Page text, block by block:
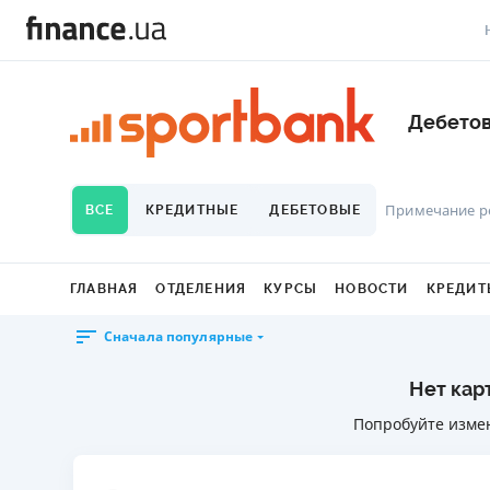
ВСЕ КРЕДИТНЫЕ ДЕБЕТОВЫЕ Примечание
ГЛАВНАЯ ОТДЕЛЕНИЯ КУРСЫ НОВОСТИ
Сначала популярные
Нет
Попробуйте